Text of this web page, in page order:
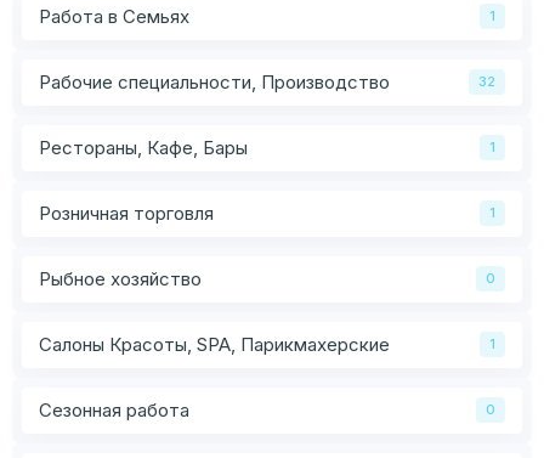
Работа в Семьях 1
Рабочие специальности, Производство 32
Рестораны, Кафе, Бары 1
Розничная торговля 1
Рыбное хозяйство 0
Салоны Красоты, SPA, Парикмахерские 1
Сезонная работа 0